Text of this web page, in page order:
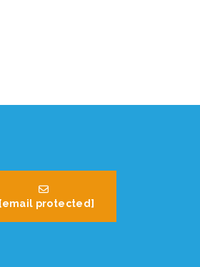
[email protected]